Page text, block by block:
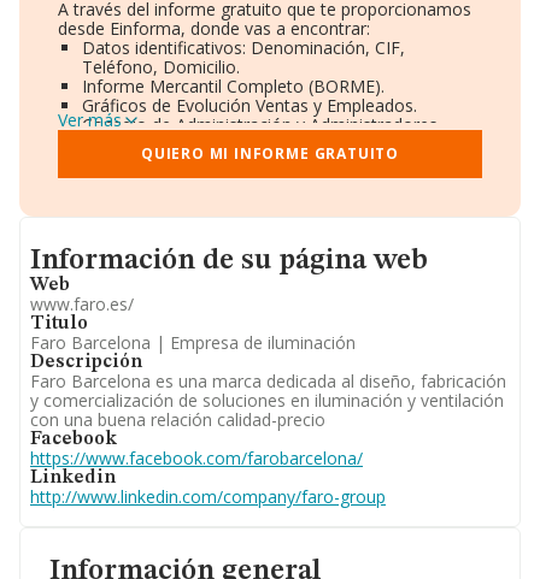
Información general
A través del informe gratuito que te proporcionamos
desde Einforma, donde vas a encontrar:
Datos identificativos: Denominación, CIF,
Teléfono, Domicilio.
Informe Mercantil Completo (BORME).
Gráficos de Evolución Ventas y Empleados.
Consejo de Administración y Administradores.
Directivos y Ejecutivos.
Accionistas.
Participaciones y Vinculaciones en otras empresas.
Información oficial y registral complementaria.
Ver más
QUIERO MI INFORME GRATUITO
Informacion de su página web
Información de su página web
Web
www.faro.es/
Titulo
Faro Barcelona | Empresa de iluminación
Descripción
Faro Barcelona es una marca dedicada al diseño, fabricación
y comercialización de soluciones en iluminación y ventilación
con una buena relación calidad-precio
Facebook
https://www.facebook.com/farobarcelona/
Linkedin
http://www.linkedin.com/company/faro-group